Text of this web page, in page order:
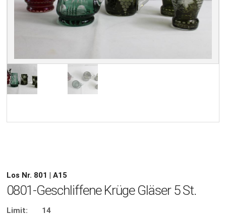
Los Nr. 801 | A15
0801-Geschliffene Krüge Gläser 5 St.
Limit:
14